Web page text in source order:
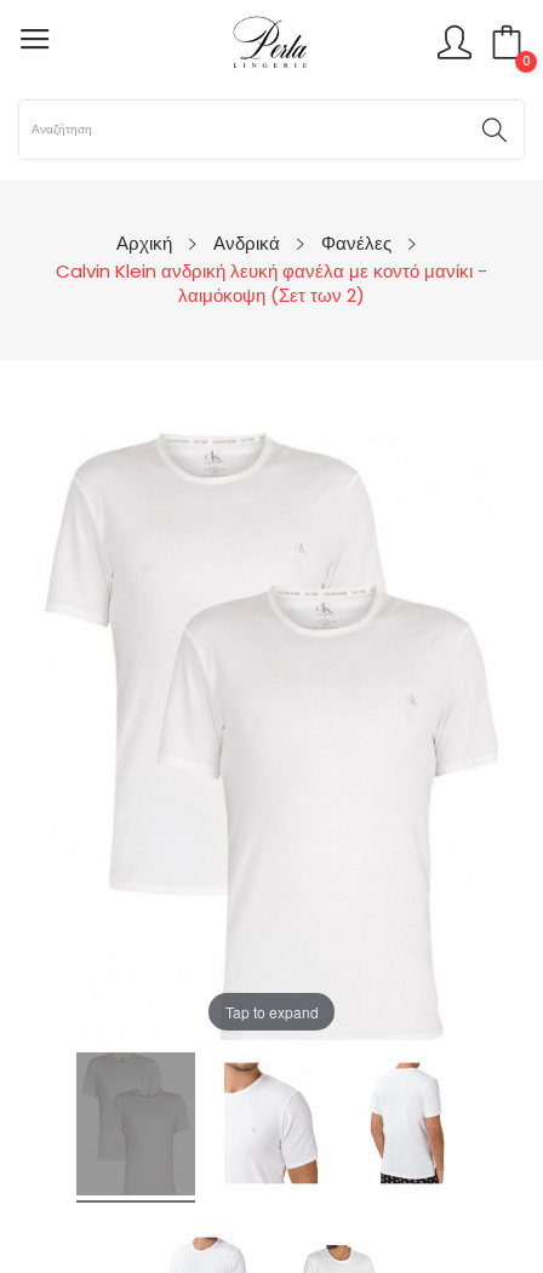
0
Αρχική Ανδρικά
Φανέλες
Calvin Klein ανδρική λευκή φανέλα με κοντό μανίκι -
λαιμόκοψη (Σετ των 2)
Tap to expand